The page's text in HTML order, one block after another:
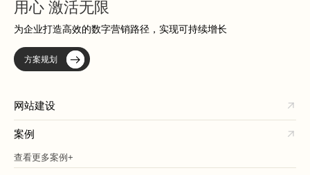
用心 激活无限
为企业打造高效的数字营销路径，实现可持续增长
方案规划
网站建设
案例
查看更多案例+